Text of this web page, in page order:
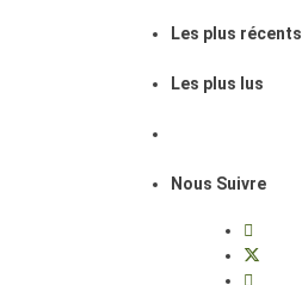
Les plus récents
Les plus lus
Nous Suivre